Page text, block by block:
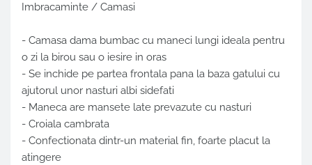
Imbracaminte / Camasi
- Camasa dama bumbac cu maneci lungi ideala pentru
o zi la birou sau o iesire in oras
- Se inchide pe partea frontala pana la baza gatului cu
ajutorul unor nasturi albi sidefati
- Maneca are mansete late prevazute cu nasturi
- Croiala cambrata
- Confectionata dintr-un material fin, foarte placut la
atingere